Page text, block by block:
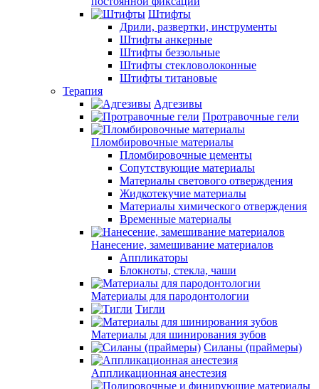
Штифты
Дрили, развертки, инструменты
Штифты анкерные
Штифты беззольные
Штифты стекловолоконные
Штифты титановые
Терапия
Адгезивы
Протравочные гели
Пломбировочные материалы
Пломбировочные цементы
Сопутствующие материалы
Материалы светового отверждения
Жидкотекучие материалы
Материалы химического отверждения
Временные материалы
Нанесение, замешивание материалов
Аппликаторы
Блокноты, стекла, чаши
Материалы для пародонтологии
Тигли
Материалы для шинирования зубов
Силаны (праймеры)
Аппликационная анестезия